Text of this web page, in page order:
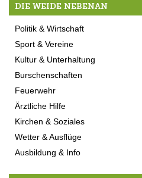
DIE WEIDE NEBENAN
Politik & Wirtschaft
Sport & Vereine
Kultur & Unterhaltung
Burschenschaften
Feuerwehr
Ärztliche Hilfe
Kirchen & Soziales
Wetter & Ausflüge
Ausbildung & Info